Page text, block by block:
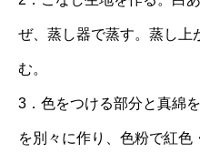
ぜ、蒸し器で蒸す。蒸し上
む。
3．色をつける部分と真綿
を別々に作り、色粉で紅色